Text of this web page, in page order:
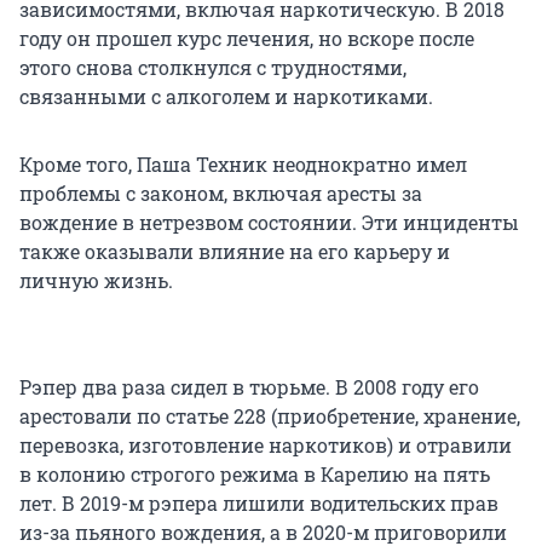
зависимостями, включая наркотическую. В 2018
году он прошел курс лечения, но вскоре после
этого снова столкнулся с трудностями,
связанными с алкоголем и наркотиками.
Кроме того, Паша Техник неоднократно имел
проблемы с законом, включая аресты за
вождение в нетрезвом состоянии. Эти инциденты
также оказывали влияние на его карьеру и
личную жизнь.
Рэпер два раза сидел в тюрьме. В 2008 году его
арестовали по статье 228 (приобретение, хранение,
перевозка, изготовление наркотиков) и отравили
в колонию строгого режима в Карелию на пять
лет. В 2019-м рэпера лишили водительских прав
из-за пьяного вождения, а в 2020-м приговорили